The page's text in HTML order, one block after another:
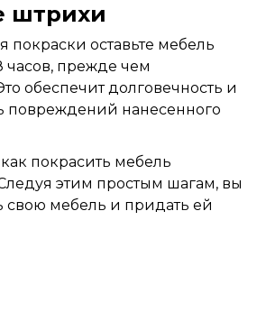
штрихи
покраски оставьте мебель
часов, прежде чем
обеспечитдолговечность и
повреждений нанесенного
покрасить мебель
этим простым шагам, вы
свою мебель и придать ей